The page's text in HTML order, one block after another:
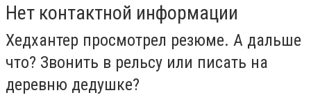
Нет контактной информации
Хедхантер просмотрел резюме. А дальше
что? Звонить в рельсу или писать на
деревню дедушке?